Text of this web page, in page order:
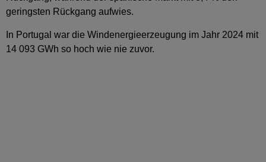
geringsten Rückgang aufwies.
In Portugal war die Windenergieerzeugung im Jahr 2024 mit
14 093 GWh so hoch wie nie zuvor.